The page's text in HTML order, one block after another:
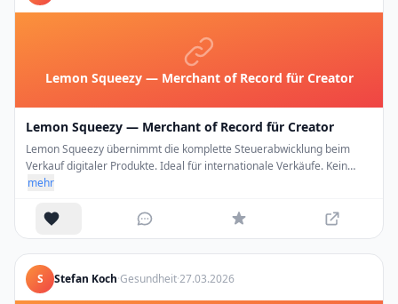
Lemon Squeezy — Merchant of Record für Creator
Lemon Squeezy — Merchant of Record für Creator
Lemon Squeezy übernimmt die komplette Steuerabwicklung beim
Verkauf digitaler Produkte. Ideal für internationale Verkäufe. Kein
Steuer-Kopfzerbrechen mehr.
mehr
S Stefan Koch·Gesundheit·27.03.2026